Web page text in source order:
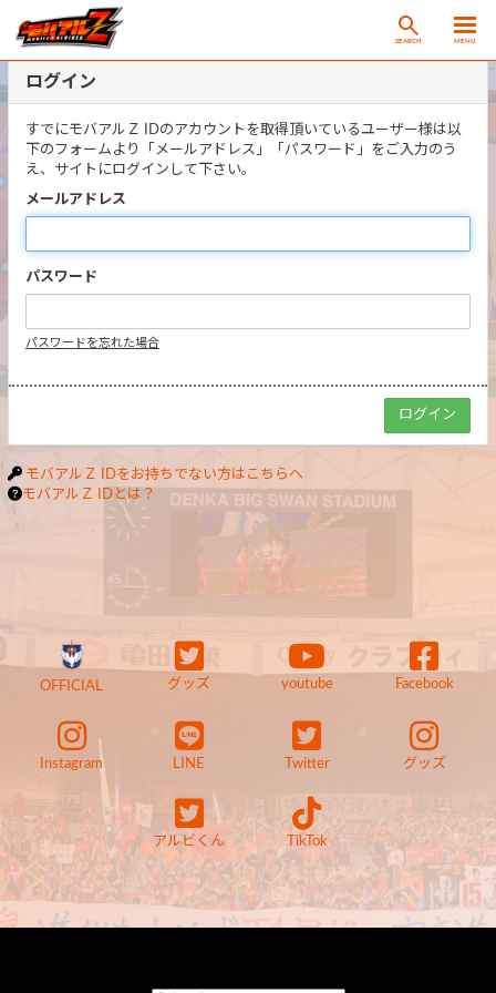
SEARCH MENU
ログイン
すでにモバアルＺ IDのアカウントを取得頂いているユーザー様は以
下のフォームより「メールアドレス」「パスワード」をご入力のう
え、サイトにログインして下さい。
メールアドレス
パスワード
パスワードを忘れた場合
モバアルＺ IDをお持ちでない方はこちらへ
モバアルＺ IDとは？
OFFICIAL グッズ youtube Facebook
Instagram LINE Twitter グッズ
アルビくん TikTok